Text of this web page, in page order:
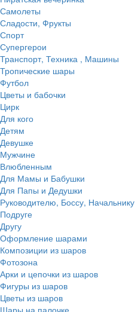
Самолеты
Сладости, Фрукты
Спорт
Супергерои
Транспорт, Техника , Машины
Тропические шары
Футбол
Цветы и бабочки
Цирк
Для кого
Детям
Девушке
Мужчине
Влюбленным
Для Мамы и Бабушки
Для Папы и Дедушки
Руководителю, Боссу, Начальнику
Подруге
Другу
Оформление шарами
Композиции из шаров
Фотозона
Арки и цепочки из шаров
Фигуры из шаров
Цветы из шаров
Шары на палочке